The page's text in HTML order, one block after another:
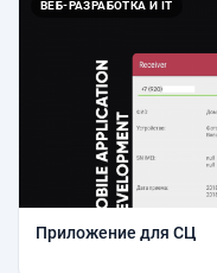
ВЕБ-РАЗРАБОТКА И IT
Приложение для СЦ